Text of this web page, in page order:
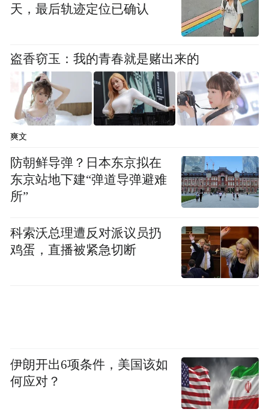
不怕没搭子看球，百城千场聚同频好友
世界杯的魅力，远不止于90分钟的哨响与终
制内容，全天候陪伴球迷。线下，“呼叫我的
球搭子”升级为“百城千场万人同欢”的观赛体
系，涵盖主题街区、线下观赛及百城直播狂
欢，让球迷同频呐喊。
詹俊喊话AI世界杯预测见高下 刘语熙直言
式，为球迷打造一个看得懂、更沉浸的热爱
主场。
天，最后轨迹定位已确认
盗香窃玉：我的青春就是赌出来的
爽文
防朝鲜导弹？日本东京拟在
东京站地下建“弹道导弹避难
所”
科索沃总理遭反对派议员扔
鸡蛋，直播被紧急切断
伊朗开出6项条件，美国该如
何应对？